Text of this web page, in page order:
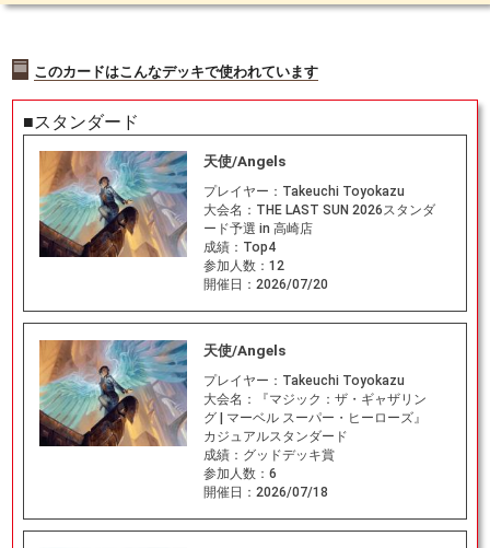
このカードはこんなデッキで使われています
■スタンダード
天使/Angels
プレイヤー： Takeuchi Toyokazu
大会名： THE LAST SUN 2026スタンダ
ード予選 in 高崎店
成績： Top4
参加人数： 12
開催日： 2026/07/20
天使/Angels
プレイヤー： Takeuchi Toyokazu
大会名：
『マジック：ザ・ギャザリン
グ | マーベル スーパー・ヒーローズ』
カジュアルスタンダード
成績： グッドデッキ賞
参加人数： 6
開催日： 2026/07/18